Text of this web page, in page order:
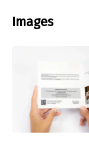
Images